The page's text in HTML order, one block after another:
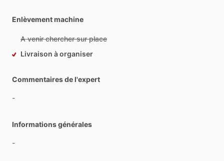
Enlèvement machine
A venir chercher sur place
Livraison à organiser
Commentaires de l'expert
-
Informations générales
-